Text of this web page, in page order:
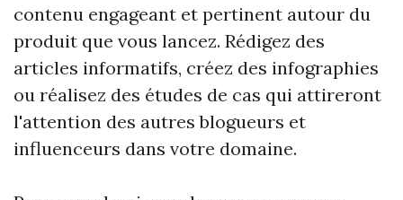
contenu engageant et pertinent autour du
produit que vous lancez. Rédigez des
articles informatifs, créez des infographies
ou réalisez des études de cas qui attireront
l'attention des autres blogueurs et
influenceurs dans votre domaine.